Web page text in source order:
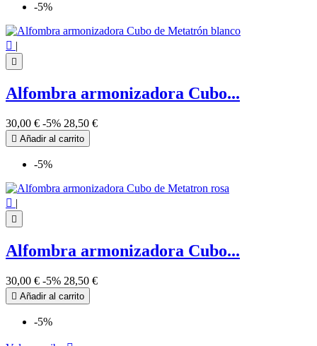
-5%
 |

Alfombra armonizadora Cubo...
30,00 € -5% 28,50 €
 Añadir al carrito
-5%
 |

Alfombra armonizadora Cubo...
30,00 € -5% 28,50 €
 Añadir al carrito
-5%